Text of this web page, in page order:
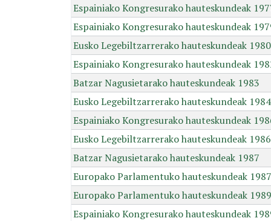
Espainiako Kongresurako hauteskundeak
Espainiako Kongresurako hauteskundeak
Eusko Legebiltzarrerako hauteskundeak 1980
Espainiako Kongresurako hauteskundeak
Batzar Nagusietarako hauteskundeak 1983
Eusko Legebiltzarrerako hauteskundeak 1984
Espainiako Kongresurako hauteskundeak
Eusko Legebiltzarrerako hauteskundeak 1986
Batzar Nagusietarako hauteskundeak 1987
Europako Parlamentuko hauteskundeak 1987
Europako Parlamentuko hauteskundeak 1989
Espainiako Kongresurako hauteskundeak